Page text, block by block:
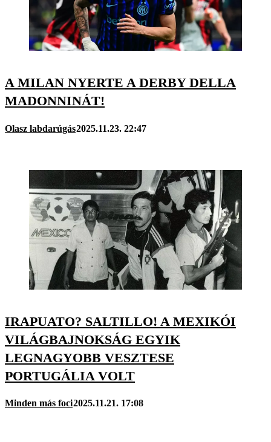
A MILAN NYERTE A DERBY DELLA
MADONNINÁT!
Olasz labdarúgás2025.11.23. 22:47
IRAPUATO? SALTILLO! A MEXIKÓI
VILÁGBAJNOKSÁG EGYIK
LEGNAGYOBB VESZTESE
PORTUGÁLIA VOLT
Minden más foci2025.11.21. 17:08